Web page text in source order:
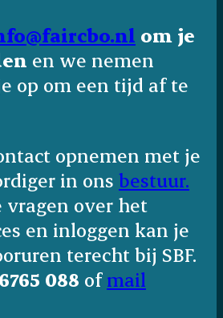
om je
en we nemen
op om een tijd af te
opnemen met je
in ons bestuur.
vragen over het
en inloggen kan je
terecht bij SBF.
088 of mail